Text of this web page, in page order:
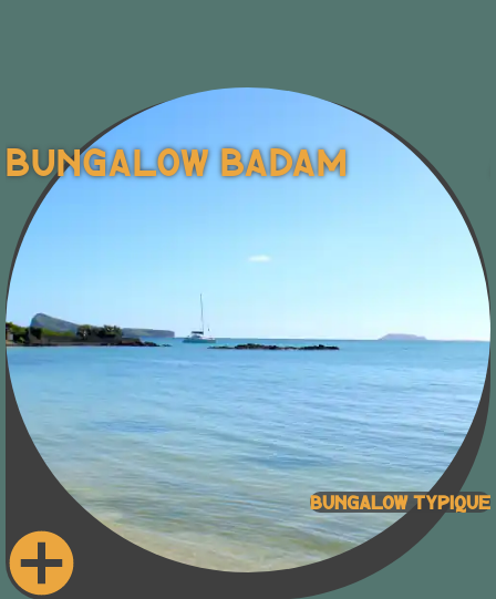
Bungalow Badam
Bungalow Typique